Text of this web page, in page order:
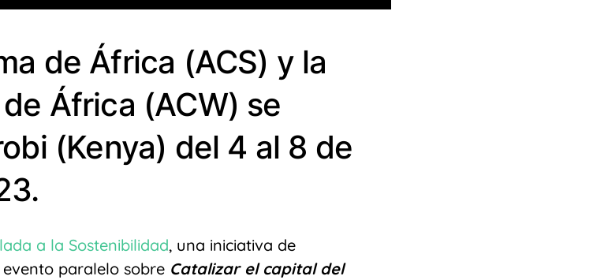
de África (ACS) y la
África (ACW) se
(Kenya) del 4 al 8 de
a la Sostenibilidad, una iniciativa de
paralelo sobre Catalizar el capital del